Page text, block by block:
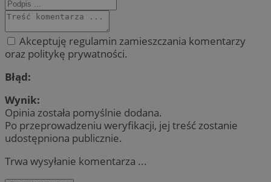
Akceptuję regulamin zamieszczania komentarzy
oraz politykę prywatności.
Błąd:
Wynik:
Opinia została pomyślnie dodana.
Po przeprowadzeniu weryfikacji, jej treść zostanie
udostępniona publicznie.
Trwa wysyłanie komentarza ...